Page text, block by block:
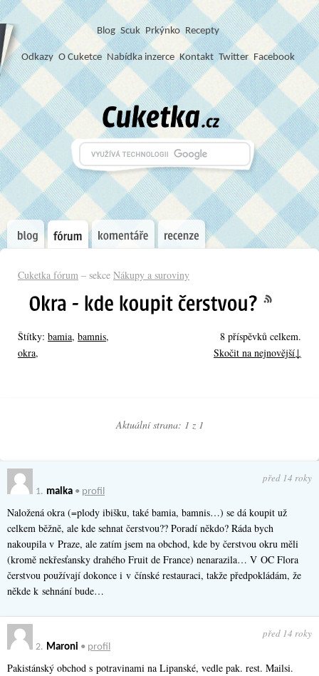
Blog Scuk Prkýnko Recepty
Odkazy O Cuketce Nabídka inzerce Kontakt Twitter Facebook
Cuketka fórum – sekce Nákupy a suroviny
Štítky: bamia, bamnis,
okra,
8 příspěvků celkem.
Skočit na nejnovější↓
Aktuální strana: 1 z 1
1. malka • profil
před 14 roky
Naložená okra (=plody ibišku, také bamia, bamnis…) se dá koupit už
celkem běžně, ale kde sehnat čerstvou?? Poradí někdo? Ráda bych
nakoupila v Praze, ale zatím jsem na obchod, kde by čerstvou okru měli
(kromě nekřesťansky drahého Fruit de France) nenarazila… V OC Flora
čerstvou používají dokonce i v čínské restauraci, takže předpokládám, že
někde k sehnání bude…
2. Maroni • profil
před 14 roky
Pakistánský obchod s potravinami na Lipanské, vedle pak. rest. Mailsi.